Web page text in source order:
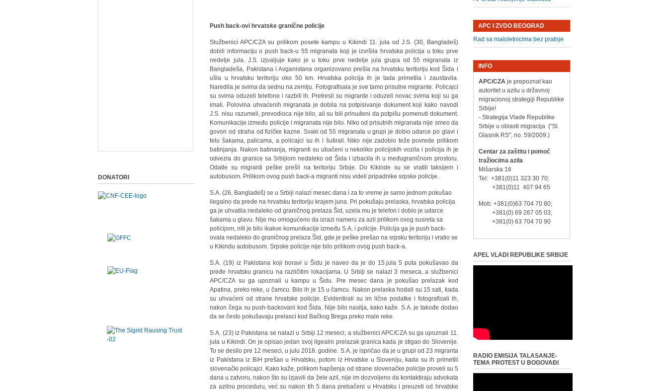
Push back-ovi hrvatske granične policije
Službenici APC/CZA su prilikom posete kampu u Kikindi 11. jula od J.S. (30, Bangladeš)
dobili informaciju o push back-u 55 migranata koji je izvršila hrvatska policija u toku prve
nedelje jula. J.S. izjvaljuje kako je u toku prve nedelje jula grupa od 55 migranata iz
Bangladeša, Pakistana i Avganistana organizovano prešla na hrvatsku teritoriju kod Šida i
ušla u hrvatsku teritoriju oko 50 km. Hrvatska policija ih je tada primetila i zaustavila.
Naredila je svima da sednu na zemlju. Fotografisala je sve tamo prisutne migrante. Policajci
su svima oduzeli telefone i razbili ih. Pretresli su migrante i oduzeli novac svima koji su ga
imali. Polovina uhvaćenih migranata je dobila na potpisivanje dokument koji kako navodi
J.S. nisu razumeli, prevodioca nije bilo, ali su bili prinuđeni da potpišu pomenuti dokument.
Komunikacije između policije i migranata nije bilo. Niko od prisutnih migranata nije smeo da
govori od straha od fizičke kazne. Svaki od 55 migranata u grupi je dobio udarce po glavi i
telu šakama, palicama, a policajci su ih i šutirali. Niko nije zadobio teže povrede prilikom
batinjanja. Nakon batinanja, migranti su ubačeni u nekoliko policijskih vozila i policija ih je
odvezla do granice sa Srbijiom nedaleko od Šida i izbacila ih u međugraničnom prostoru.
Odatle su migranti peške prešli na teritoriju Srbije. Do Kikinde su se vratili taksijem i
autobusom. Prilikom ovog push back-a migranti nisu videli pripadnike srpske policije.
S.A. (26, Bangladeš) se u Srbiji nalazi mesec dana i za to vreme je samo jednom pokušao
ilegalno da pređe na hrvatsku teritoriju krajem juna. Pri pokušaju prelaska, hrvatska policija
ga je uhvatila nedaleko od graničnog prelaza Šid, uzela mu je telefon i dobio je udarce
šakama u glavu. Nije mu omogućeno da izrazi nameru za azil prilikom ovog susreta sa
policijom, niti je bilo ikakve komunikacije između S.A. i policije. Policija ga je push back-
ovala nedaleko do graničnog prelaza Šid, gde je peške prešao na srpsku teritoriju i vratio se
u Kikindu autobusom. Srpske policije nije bilo prilikom ovog push back-a.
S.A. (19) iz Pakistana koji boravi u Šidu je naveo da je do 15.jula 5 puta pokušavao da
pređe hrvatsku granicu na različitim lokacijama. U Srbiji se nalazi 3 meseca, a službenici
APC/CZA su ga upoznali u kampu u Šidu. Pre mesec dana je pokušao prelazak kod
Apatina, preko reke, u čamcu. Bilo ih je 15 u čamcu. Nakon prelaska hodali su 15 sati, kada
su uhvaćeni od strane hrvatske policije. Evidentirali su im lične podatke i fotografisali ih,
nakon čega su push-backovani kod Šida. Nije bilo nasilja, kako kaže. S.A. je takođe dodao
da se često pokušavaju prelasci kod Bačkog Brega preko male reke.
S.A. (23) iz Pakistana se nalazi u Srbiji 12 meseci, a službenici APC/CZA su ga upoznali 11.
jula u Kikindi. On je opisao jedan svoj ilgealni prelazak granica kada je stigao do Slovenije.
To se desilo pre 12 meseci, u julu 2018. godine. S.A. je ispričao da je u grupi od 23 migranta
iz Pakistana iz BiH prešao u Hrvatsku, potom iz Hrvatske u Sloveniju, kada su ih primetili
slovenački policajci. Kako kaže, prilikom hapšenja od strane slovenačke policije proveli su 5
dana u zatvoru, nakon što su izjavili da žele azil, nije im dozvoljeno da kontaktiraju advokata
za azilnu proceduru, već su nakon tih 5 dana prebačeni u Hrvatsku i preuzeti od hrvatske
DONATORI
APC I ZVDO BEOGRAD
Rad sa maloletnicima bez pratnje
INFO
APC/CZAje prepoznat kao
autoritet u azilu u državnoj
migracionoj strategiji Republike
Srbije!
- Strategija Vlade Republike
Srbije u oblasti migracija ("Sl.
Glasnik RS", no. 59/2009.)
Centar za zaštitu i pomoć
tražiocima azila
Mišarska 16
Tel: +381(0)11 323 30 70;
+381(0)11 407 94 65
Mob: +381(0)63 704 70 80;
+381(0) 69 267 05 03;
+381(0) 63 704 70 90
APEL VLADI REPUBLIKE SRBIJE
RADIO EMISIJA TALASANJE-
TEMA PROTEST U BOGOVAĐI